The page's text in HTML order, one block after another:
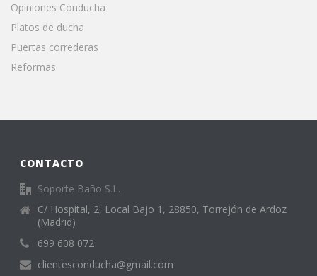
Opiniones Conducha
Platos de ducha
Puertas correderas
Reformas
CONTACTO
Soporte Baño S.L.
C/ Hospital, 2, Local Bajo 1, 28850, Torrejón de Ardoz
(Madrid)
699 608 072
clientesconducha@gmail.com